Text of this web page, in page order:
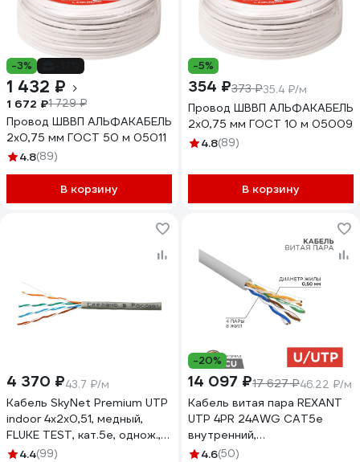
-3%
1 432 ₽
1 672 ₽1 729 ₽
Провод ШВВП АЛЬФАКАБЕЛЬ
2х0,75 мм ГОСТ 50 м 05011
4.8(89)
В корзину
-5%
354 ₽373 ₽35.4 ₽/м
Провод ШВВП АЛЬФАКАБЕЛЬ
2х0,75 мм ГОСТ 10 м 05009
4.8(89)
В корзину
4 370 ₽43.7 ₽/м
Кабель SkyNet Premium UTP
indoor 4x2x0,51, медный,
FLUKE TEST, кат.5e, однож.,
100 м, box, серый CSP-UTP-
4.4(99)
-20%
14 097 ₽17 627 ₽46.22 ₽/м
Кабель витая пара REXANT
UTP 4PR 24AWG CAT5e
внутренний,
однопроволочный, серый,
4.6(50)